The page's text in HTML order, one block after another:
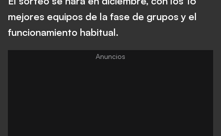
mejores equipos de la fase de grupos y el
funcionamiento habitual.